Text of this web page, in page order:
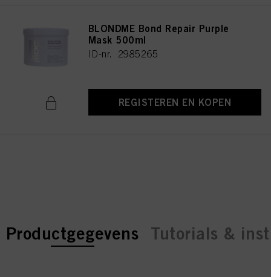
BLONDME Bond Repair Purple
Mask 500ml
ID-nr. 2985265
REGISTEREN EN KOPEN
current tab:
current tab:
Productgegevens Tutorials &